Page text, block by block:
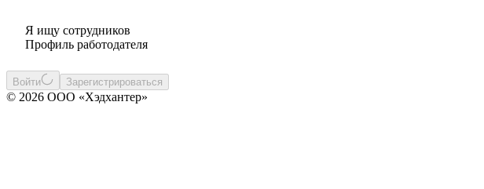
Я ищу сотрудников
Профиль работодателя
Войти Зарегистрироваться
© 2026 ООО «Хэдхантер»